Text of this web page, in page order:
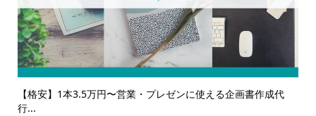
【格安】1本3.5万円〜営業・プレゼンに使える企画書作成代
行...